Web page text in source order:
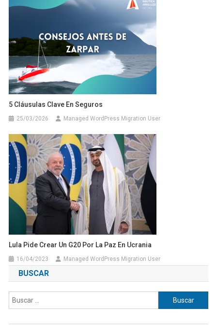
5 Cláusulas Clave En Seguros
25/03/2026 Managed WordPress Migration User
Lula Pide Crear Un G20 Por La Paz En Ucrania
16/04/2023 Managed WordPress Migration User
BUSCAR
Buscar: